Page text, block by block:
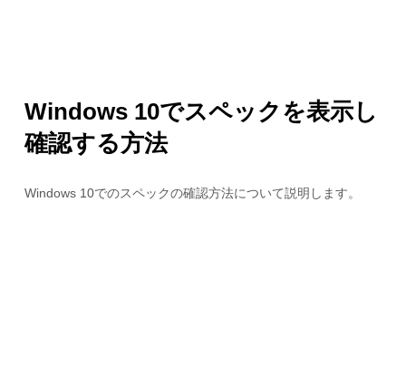
Windows 10でスペックを表示し
確認する方法
Windows 10でのスペックの確認方法について説明します。